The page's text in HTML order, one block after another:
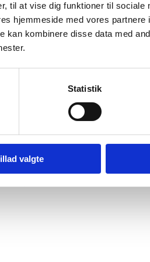
til at vise dig funktioner til sociale
hjemmeside med vores partnere
kan kombinere disse data med
Statistik
valgte
menneskeretlige
vurdering heraf i
burundiske statsborgere